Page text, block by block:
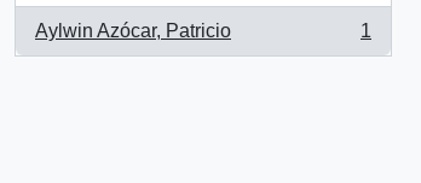
Aylwin Azócar, Patricio
, 1 results
1